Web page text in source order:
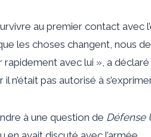
au premier contact avec
les choses changent, nous
avec lui », a
n’était pas autorisé à
à une question de Défense